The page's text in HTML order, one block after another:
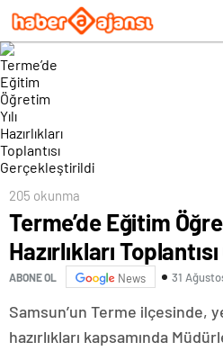
205 okunma
Terme’de Eğitim
Hazırlıkları
ABONE OL News 31
Samsun’un Terme ilçesinde,
hazırlıkları kapsamında